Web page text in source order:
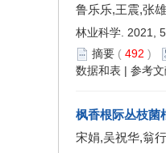
鲁乐乐,王震,张
林业科学. 2021,
摘要 ( 492 )
数据和表 | 参考
枫香根际丛枝菌
宋娟,吴祝华,翁